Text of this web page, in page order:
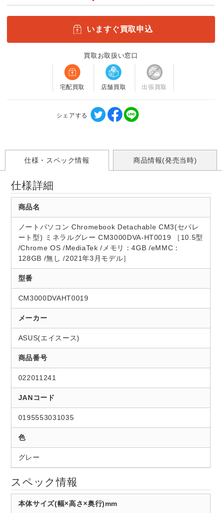
いますぐ買取申込
買取お取扱い窓口
宅配買取 店舗買取 出張買取
シェアする
仕様・スペック情報 商品情報(発売当時)
仕様詳細
商品名
ノートパソコン Chromebook Detachable CM3(セパレ
ート型) ミネラルグレー CM3000DVA-HT0019 ［10.5型
/Chrome OS /MediaTek /メモリ：4GB /eMMC：
128GB /無し /2021年3月モデル］
型番
CM3000DVAHT0019
メーカー
ASUS(エイスース)
商品番号
022011241
JANコード
0195553031035
色
グレー
スペック情報
本体サイズ(幅×高さ×奥行)mm